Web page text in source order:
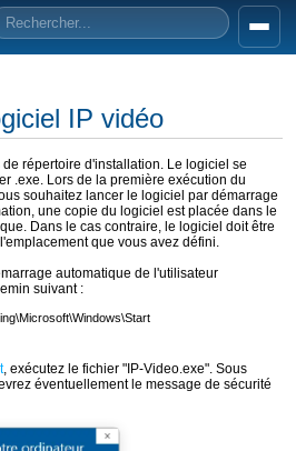
IP vidéo
répertoire d'installation. Le logiciel se
.exe. Lors de la première exécution du
souhaitez lancer le logiciel par démarrage
une copie du logiciel est placée dans le
Dans le cas contraire, le logiciel doit être
que vous avez défini.
automatique de l'utilisateur
suivant :
, exécutez le fichier "IP-Video.exe". Sous
éventuellement le message de sécurité